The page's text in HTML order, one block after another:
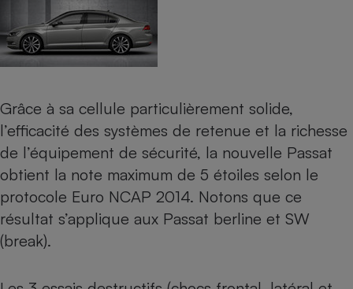
Grâce à sa cellule particulièrement solide,
l’efficacité des systèmes de retenue et la richesse
de l’équipement de sécurité, la nouvelle Passat
obtient la note maximum de 5 étoiles selon le
protocole Euro NCAP 2014. Notons que ce
résultat s’applique aux Passat berline et SW
(break).